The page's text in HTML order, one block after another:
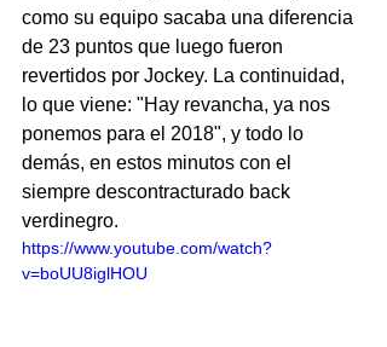
como su equipo sacaba una diferencia
de 23 puntos que luego fueron
revertidos por Jockey. La continuidad,
lo que viene: "Hay revancha, ya nos
ponemos para el 2018", y todo lo
demás, en estos minutos con el
siempre descontracturado back
verdinegro.
https://www.youtube.com/watch?
v=boUU8iglHOU